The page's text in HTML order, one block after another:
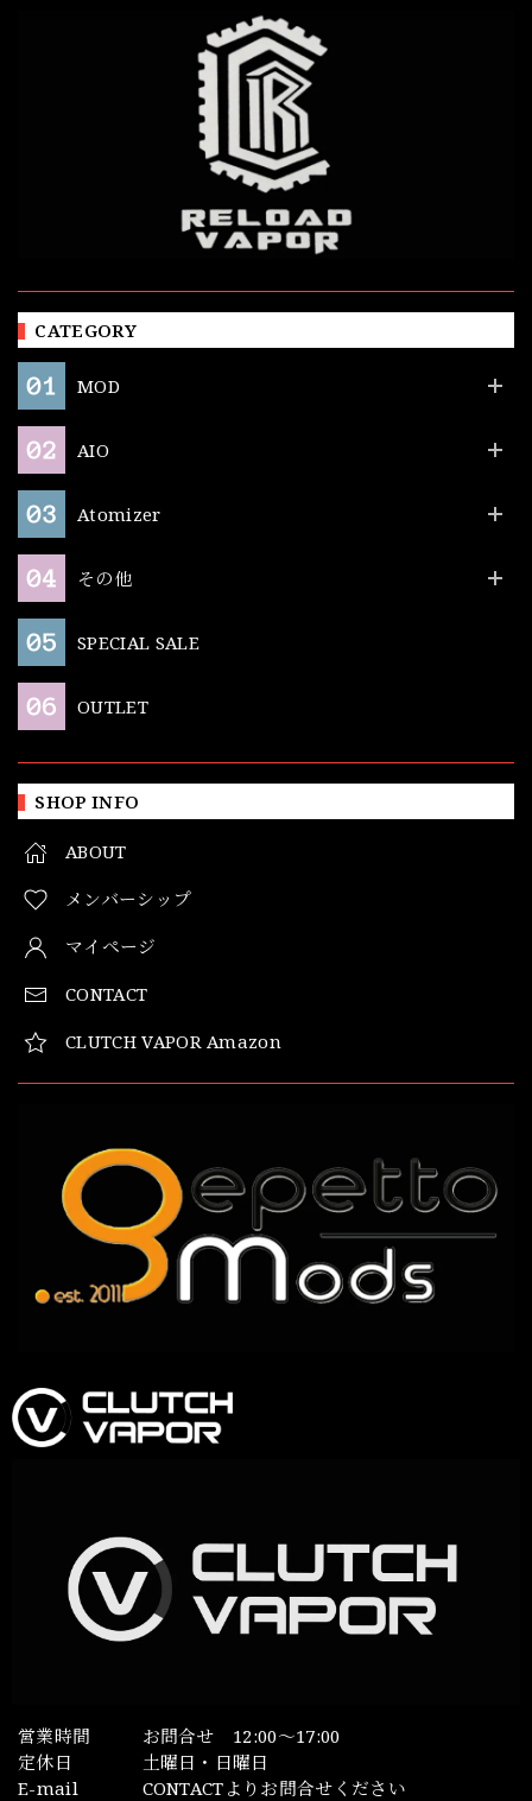
CATEGORY
MOD
AIO
Atomizer
その他
SPECIAL SALE
OUTLET
SHOP INFO
ABOUT
メンバーシップ
マイページ
CONTACT
CLUTCH VAPOR Amazon
営業時間
お問合せ 12:00～17:00
定休日
土曜日・日曜日
E-mail
CONTACTよりお問合せください